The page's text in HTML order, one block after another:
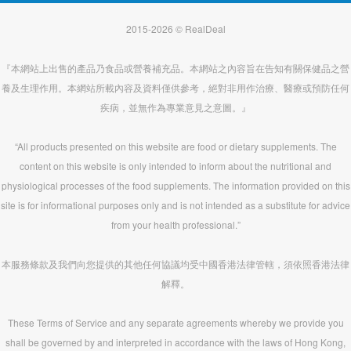
2015-2026 © RealDeal
『本網站上出售的產品乃食品或營養補充品。本網站之內容旨在告知有關保健品之營
養及生理作用。本網站所載內容及資料僅供參考，絕對非用作治療、醫療或預防任何
疾病，並無作為專業意見之意圖。』
“All products presented on this website are food or dietary supplements. The
content on this website is only intended to inform about the nutritional and
physiological processes of the food supplements. The information provided on this
site is for informational purposes only and is not intended as a substitute for advice
from your health professional.”
本服務條款及我們向您提供的其他任何協議均受中國香港法律管轄，須依照香港法律
解釋。
These Terms of Service and any separate agreements whereby we provide you
shall be governed by and interpreted in accordance with the laws of Hong Kong,